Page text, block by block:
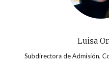
Luisa
Subdirectora de Admisión,